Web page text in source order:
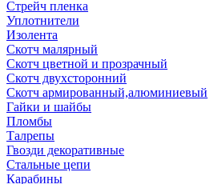
Стрейч пленка
Уплотнители
Изолента
Скотч малярный
Скотч цветной и прозрачный
Скотч двухсторонний
Скотч армированный,алюминиевый
Гайки и шайбы
Пломбы
Талрепы
Гвозди декоративные
Стальные цепи
Карабины